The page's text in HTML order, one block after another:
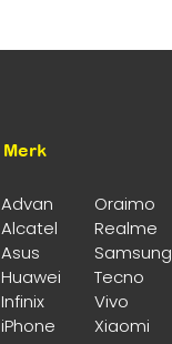
Merk
Advan
Oraimo
Alcatel
Realme
Asus
Samsung
Huawei
Tecno
Infinix
Vivo
iPhone
Xiaomi